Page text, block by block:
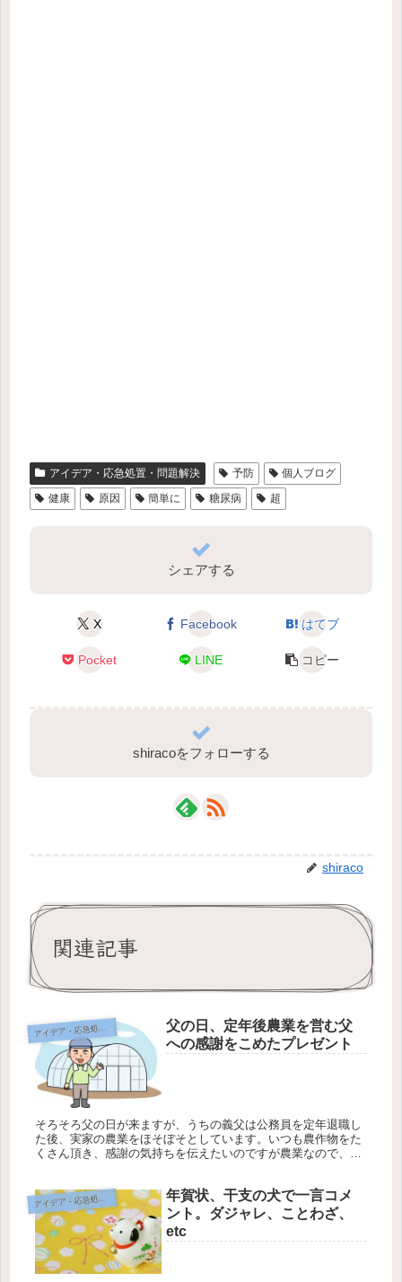
アイデア・応急処置・問題解決 予防
個人ブログ
健康
原因 簡単に 糖尿病 超
シェアする
X Facebook はてブ
Pocket LINE コピー
shiracoをフォローする
shiraco
関連記事
アイデア・応急処置・問題解決
父の日、定年後農業を営む父
への感謝をこめたプレゼント
そろそろ父の日が来ますが、うちの義父は公務員を定年退職し
た後、実家の農業をほそぼそとしています。いつも農作物をた
くさん頂き、感謝の気持ちを伝えたいのですが農業なので、父
アイデア・応急処置・問題解決
年賀状、干支の犬で一言コメ
ント。ダジャレ、ことわざ、
etc